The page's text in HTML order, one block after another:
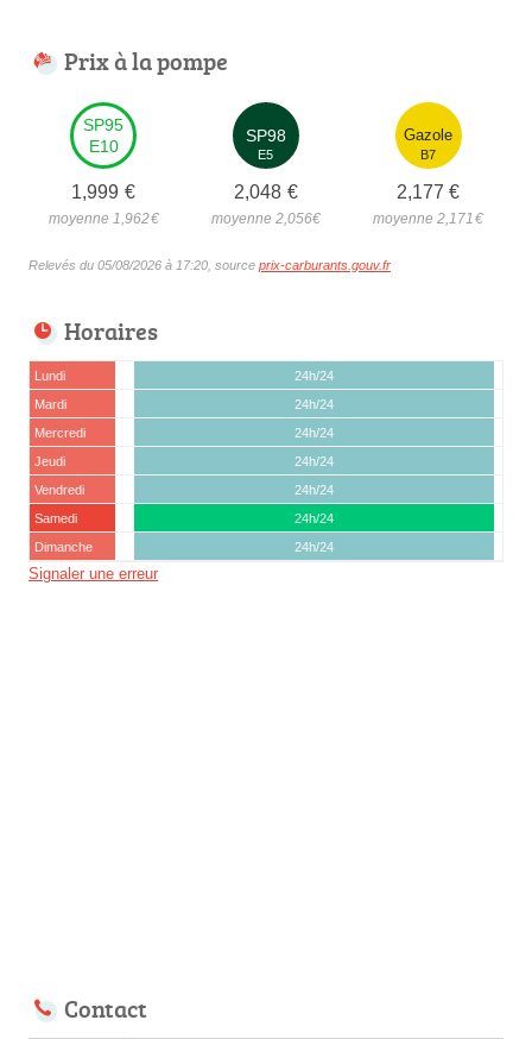
Prix à la pompe
SP95
E10
1,999 €
moyenne 1,962€
SP98
E5
2,048 €
moyenne 2,056€
Gazole
B7
2,177 €
moyenne 2,171€
Relevés du 05/08/2026 à 17:20, source prix-carburants.gouv.fr
Horaires
Lundi
24h/24
Mardi
24h/24
Mercredi
24h/24
Jeudi
24h/24
Vendredi
24h/24
Samedi
24h/24
Dimanche
24h/24
Signaler une erreur
Contact